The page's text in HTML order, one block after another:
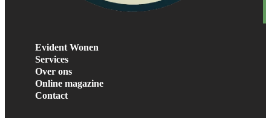
Evident Wonen
Services
Over ons
Online magazine
Contact